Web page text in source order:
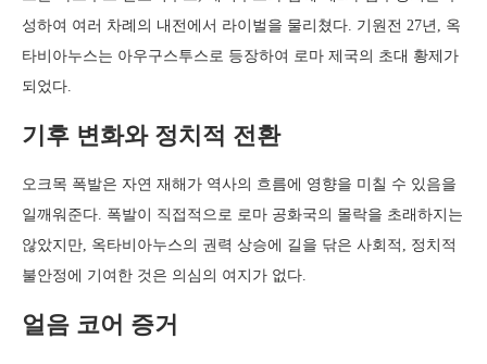
성하여 여러 차례의 내전에서 라이벌을 물리쳤다. 기원전 27년, 옥
타비아누스는 아우구스투스로 등장하여 로마 제국의 초대 황제가
되었다.
기후 변화와 정치적 전환
오크목 폭발은 자연 재해가 역사의 흐름에 영향을 미칠 수 있음을
일깨워준다. 폭발이 직접적으로 로마 공화국의 몰락을 초래하지는
않았지만, 옥타비아누스의 권력 상승에 길을 닦은 사회적, 정치적
불안정에 기여한 것은 의심의 여지가 없다.
얼음 코어 증거